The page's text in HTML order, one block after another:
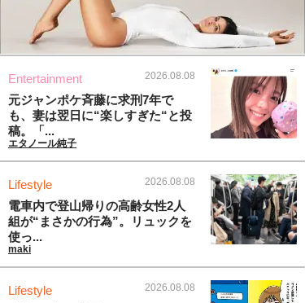
Entertainment 2026.08.08
元ジャンポケ斉藤に求刑7年で
も、妻は翌日に“楽しすぎた“と投
稿。「...
エタノール純子
Lifestyle 2026.08.08
電車内で登山帰りの高齢女性2人
組が“まさかの行為”。リュックを
使っ...
maki
Lifestyle 2026.08.08